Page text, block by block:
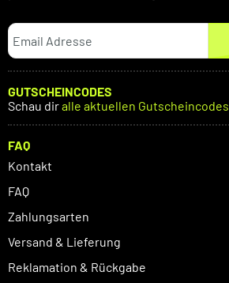
GUTSCHEINCODES
Schau diralle aktuellen Gutscheincodes
FAQ
Kontakt
FAQ
Zahlungsarten
Versand & Lieferung
Reklamation & Rückgabe